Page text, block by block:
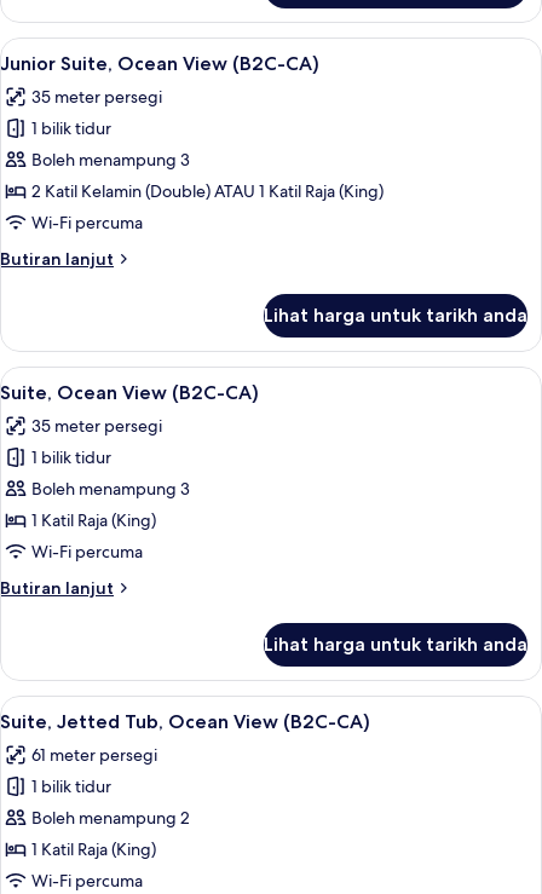
Suite
(B2C-
CA)
Lihat
semua
foto
untuk
Junior
Suite,
Ocean
(B2C-
Bar mini, peti besi dalam bilik,
2
Junior Suite, Ocean View (B2C-CA)
35 meter persegi
1 bilik tidur
Boleh menampung 3
2 Katil Kelamin (Double) ATAU 1 Katil Raja (King)
Wi-Fi percuma
Butiran lanjut
Butiran
Suite,
Ocean
View
CA)
Lihat harga untuk tarikh anda
Lihat
semua
foto
untuk
Suite,
Ocean
View
CA)
Bar mini, peti besi dalam bilik,
2
Suite, Ocean View (B2C-CA)
35 meter persegi
1 bilik tidur
Boleh menampung 3
1 Katil Raja (King)
Wi-Fi percuma
Butiran lanjut
Butiran
Ocean
View
(B2C-
Lihat harga untuk tarikh anda
Lihat
semua
foto
untuk
Suite,
Jetted
Tub,
Bar mini, peti besi dalam bilik,
4
Suite, Jetted Tub, Ocean View (B2C-CA)
61 meter persegi
1 bilik tidur
Boleh menampung 2
1 Katil Raja (King)
Wi-Fi percuma